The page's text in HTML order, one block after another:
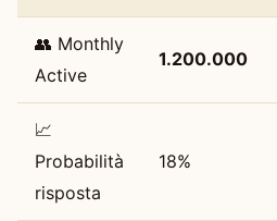
👥 Monthly
Active
1.200.000
📈
Probabilità
risposta
18%